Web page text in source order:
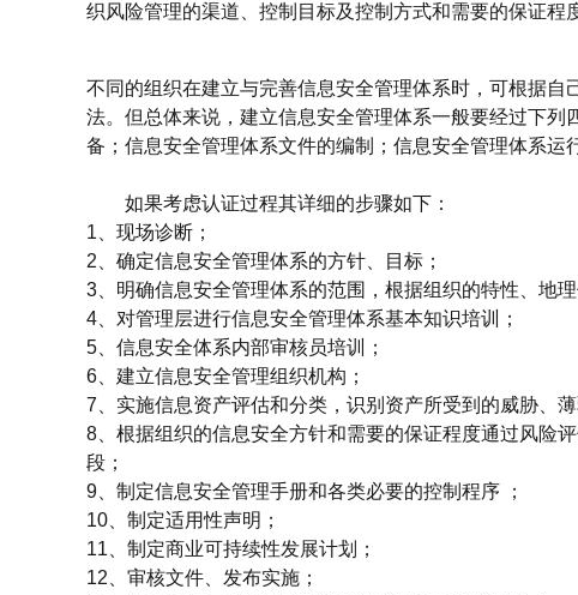
织风险管理的渠道、控制目标及控制方式和需要的保证程
不同的组织在建立与完善信息安全管理体系时，可根据自
法。但总体来说，建立信息安全管理体系一般要经过下
备；信息安全管理体系文件的编制；信息安全管理体系运
如果考虑认证过程其详细的步骤如下：
1、现场诊断；
2、确定信息安全管理体系的方针、目标；
3、明确信息安全管理体系的范围，根据组织的特性、地
4、对管理层进行信息安全管理体系基本知识培训；
5、信息安全体系内部审核员培训；
6、建立信息安全管理组织机构；
7、实施信息资产评估和分类，识别资产所受到的威胁、
8、根据组织的信息安全方针和需要的保证程度通过风险
段；
9、制定信息安全管理手册和各类必要的控制程序 ；
10、制定适用性声明；
11、制定商业可持续性发展计划；
12、审核文件、发布实施；